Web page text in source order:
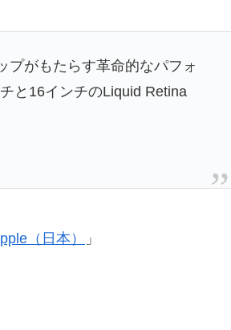
プがもたらす革命的なパフォ
と16インチのLiquid Retina
（日本） 」